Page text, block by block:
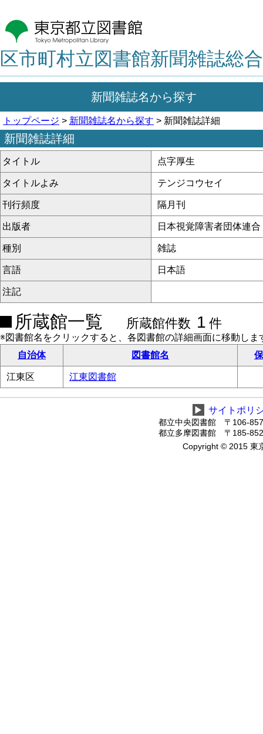
区市町村立図書館新聞雑誌総
新聞雑誌名から探す
トップページ > 新聞雑誌名から探す > 新聞雑誌詳細
新聞雑誌詳細
タイトル 点字厚生
タイトルよみ テンジコウセイ
刊行頻度 隔月刊
出版者 日本視覚障害者団体連合
種別 雑誌
言語 日本語
注記
所蔵館一覧 所蔵館件数 1 件
※図書館名をクリックすると、各図書館の詳細画面に移動しま
自治体
図書館名
江東区 江東図書館
▶ サイトポリ
都立中央図書館 〒106-
都立多摩図書館 〒185-
Copyright © 2015 東